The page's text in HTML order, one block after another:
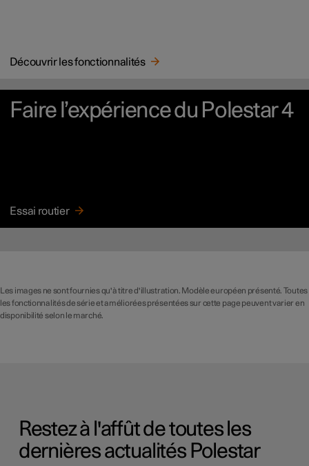
Découvrir les fonctionnalités
Faire l’expérience du Polestar 4
Essai routier
Les images ne sont fournies qu'à titre d'illustration. Modèle européen présenté. Toutes
les fonctionnalités de série et améliorées présentées sur cette page peuvent varier en
disponibilité selon le marché.
Restez à l'affût de toutes les
dernières actualités Polestar